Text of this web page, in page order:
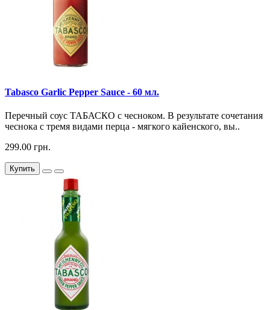
Tabasco Garlic Pepper Sauce - 60 мл.
Перечный соус ТАБАСКО с чесноком. В результате сочетания
чеснока с тремя видами перца - мягкого кайенского, вы..
299.00 грн.
Купить